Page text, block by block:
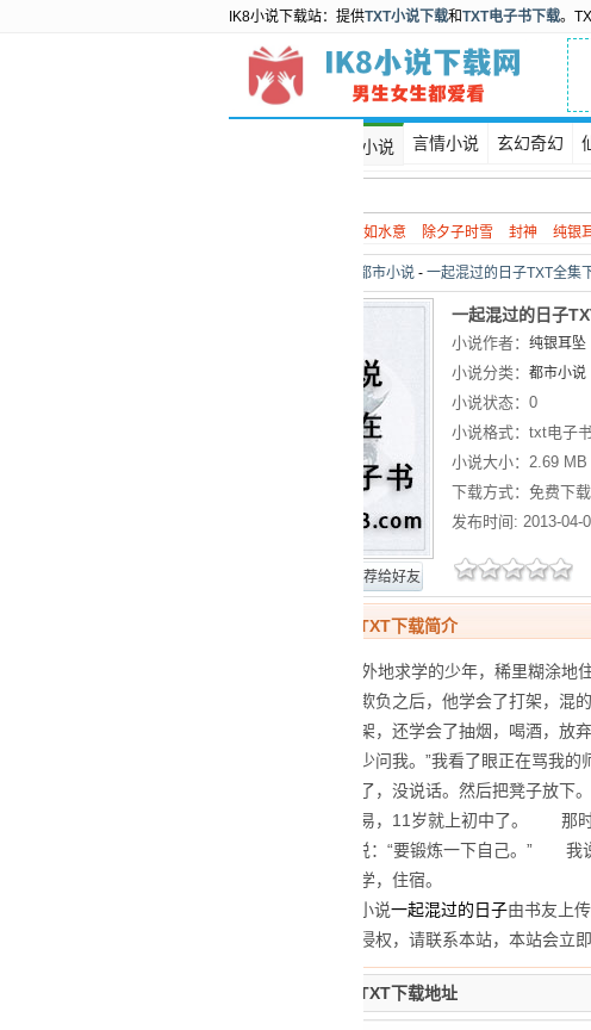
IK8小说下载站：提供TXT小说下载和TXT电子书下载。
都市小说 言情小说 玄幻奇幻
如水意 除夕子时雪 封神 纯银
都市小说 - 一起混过的日子TXT全集
推荐给好友
一起混过的日子
小说作者： 纯银耳坠
小说分类： 都市小说
小说状态： 0
小说格式： txt电子
小说大小： 2.69 MB
下载方式： 免费下载
发布时间: 2013-04-
一起混过的日子TXT下载简介
一个11岁独自去外地求学的少年，稀里糊涂
学习。一次被人欺负之后，他学会了打架，
了，不但四处打架，还学会了抽烟，喝酒
给我滚蛋，以后少问我。”我看了眼正在骂
了眼师傅，忍住了，没说话。然后把凳子放
大了，也真不容易，11岁就上初中了。 那
“好。” 妈妈说：“要锻炼一下自己。” 我
包，去了外地上学，住宿。
声明：全集TXT小说一起混过的日子由书友上
社认为本站行为侵权，请联系本站，本站会立
一起混过的日子TXT下载地址